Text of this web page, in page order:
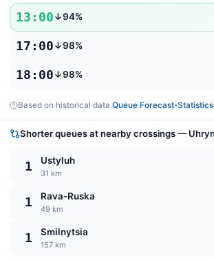
13:00↓94%
17:00↓98%
18:00↓98%
Based on historical data.Queue Forecast•
Shorter queues at nearby crossings —
1 Ustyluh
31 km
1 Rava-Ruska
49 km
1 Smilnytsia
157 km